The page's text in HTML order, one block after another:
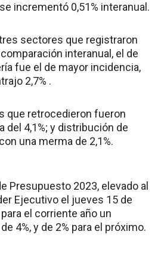
incrementó 0,51% interanual.
sectores que registraron
interanual, el de
fue el de mayor incidencia,
2,7% .
que retrocedieron fueron
del 4,1%; y distribución de
una merma de 2,1%.
Presupuesto 2023, elevado al
Ejecutivo el jueves 15 de
el corriente año un
4%, y de 2% para el próximo.